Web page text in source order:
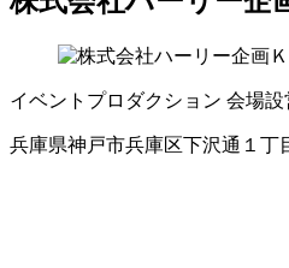
イベントプロダクション 会場設
兵庫県神戸市兵庫区下沢通１丁